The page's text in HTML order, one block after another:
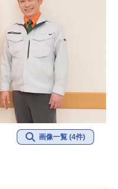
画像一覧 (4件)